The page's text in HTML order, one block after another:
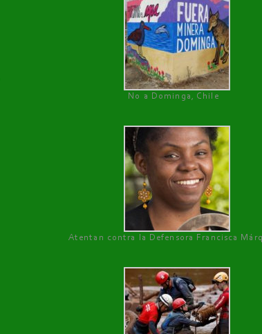
No a Dominga, Chile
Atentan contra la Defensora Francisca